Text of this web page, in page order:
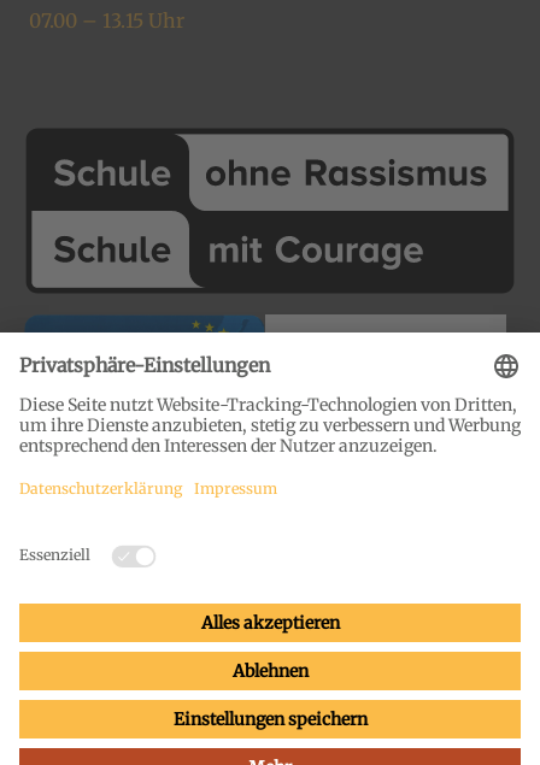
07.00 – 13.15 Uhr
ImpressumDatenschutz